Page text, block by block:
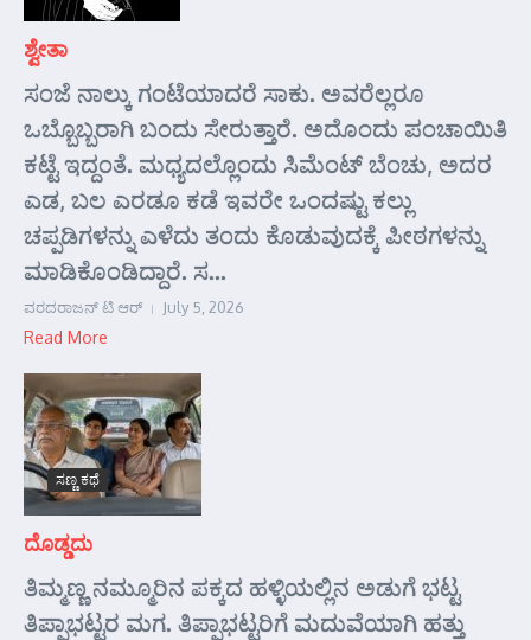
ಶ್ವೇತಾ
ಸಂಜೆ ನಾಲ್ಕು ಗಂಟೆಯಾದರೆ ಸಾಕು. ಅವರೆಲ್ಲರೂ
ಒಬ್ಬೊಬ್ಬರಾಗಿ ಬಂದು ಸೇರುತ್ತಾರೆ. ಅದೊಂದು ಪಂಚಾಯಿತಿ
ಕಟ್ಟೆ ಇದ್ದಂತೆ. ಮಧ್ಯದಲ್ಲೊಂದು ಸಿಮೆಂಟ್ ಬೆಂಚು, ಅದರ
ಎಡ, ಬಲ ಎರಡೂ ಕಡೆ ಇವರೇ ಒಂದಷ್ಟು ಕಲ್ಲು
ಚಪ್ಪಡಿಗಳನ್ನು ಎಳೆದು ತಂದು ಕೊಡುವುದಕ್ಕೆ ಪೀಠಗಳನ್ನು
ಮಾಡಿಕೊಂಡಿದ್ದಾರೆ. ಸ...
ವರದರಾಜನ್ ಟಿ ಆರ್ July 5, 2026
Read More
ಸಣ್ಣ ಕಥೆ
ದೊಡ್ಡದು
ತಿಮ್ಮಣ್ಣ ನಮ್ಮೂರಿನ ಪಕ್ಕದ ಹಳ್ಳಿಯಲ್ಲಿನ ಅಡುಗೆ ಭಟ್ಟ
ತಿಪ್ಪಾಭಟ್ಟರ ಮಗ. ತಿಪ್ಪಾಭಟ್ಟರಿಗೆ ಮದುವೆಯಾಗಿ ಹತ್ತು